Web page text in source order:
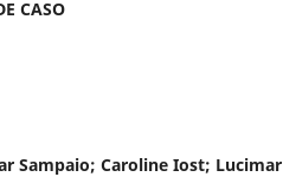
CASO
Sampaio; Caroline Iost; Lucimar